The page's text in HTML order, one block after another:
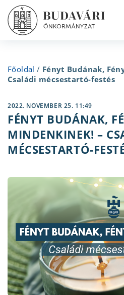
Főoldal / Fényt Budának,
Családi mécsestartó-festés
2022. NOVEMBER 25. 11:49
FÉNYT BUDÁNAK,
MINDENKINEK! –
MÉCSESTARTÓ-